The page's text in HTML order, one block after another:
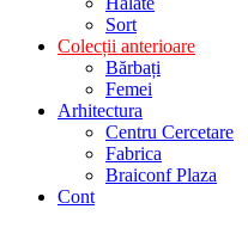
Sort
Colecții anterioare
Bărbați
Femei
Arhitectura
Centru Cercetare
Fabrica
Braiconf Plaza
Cont